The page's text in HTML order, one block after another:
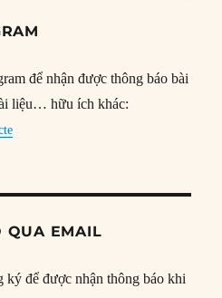
để nhận được thông báo bài
liệu… hữu ích khác:
QUA EMAIL
ký để được nhận thông báo khi